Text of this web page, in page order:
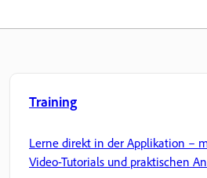
Training
Lerne direkt in der Applikation –
Video-Tutorials und praktischen